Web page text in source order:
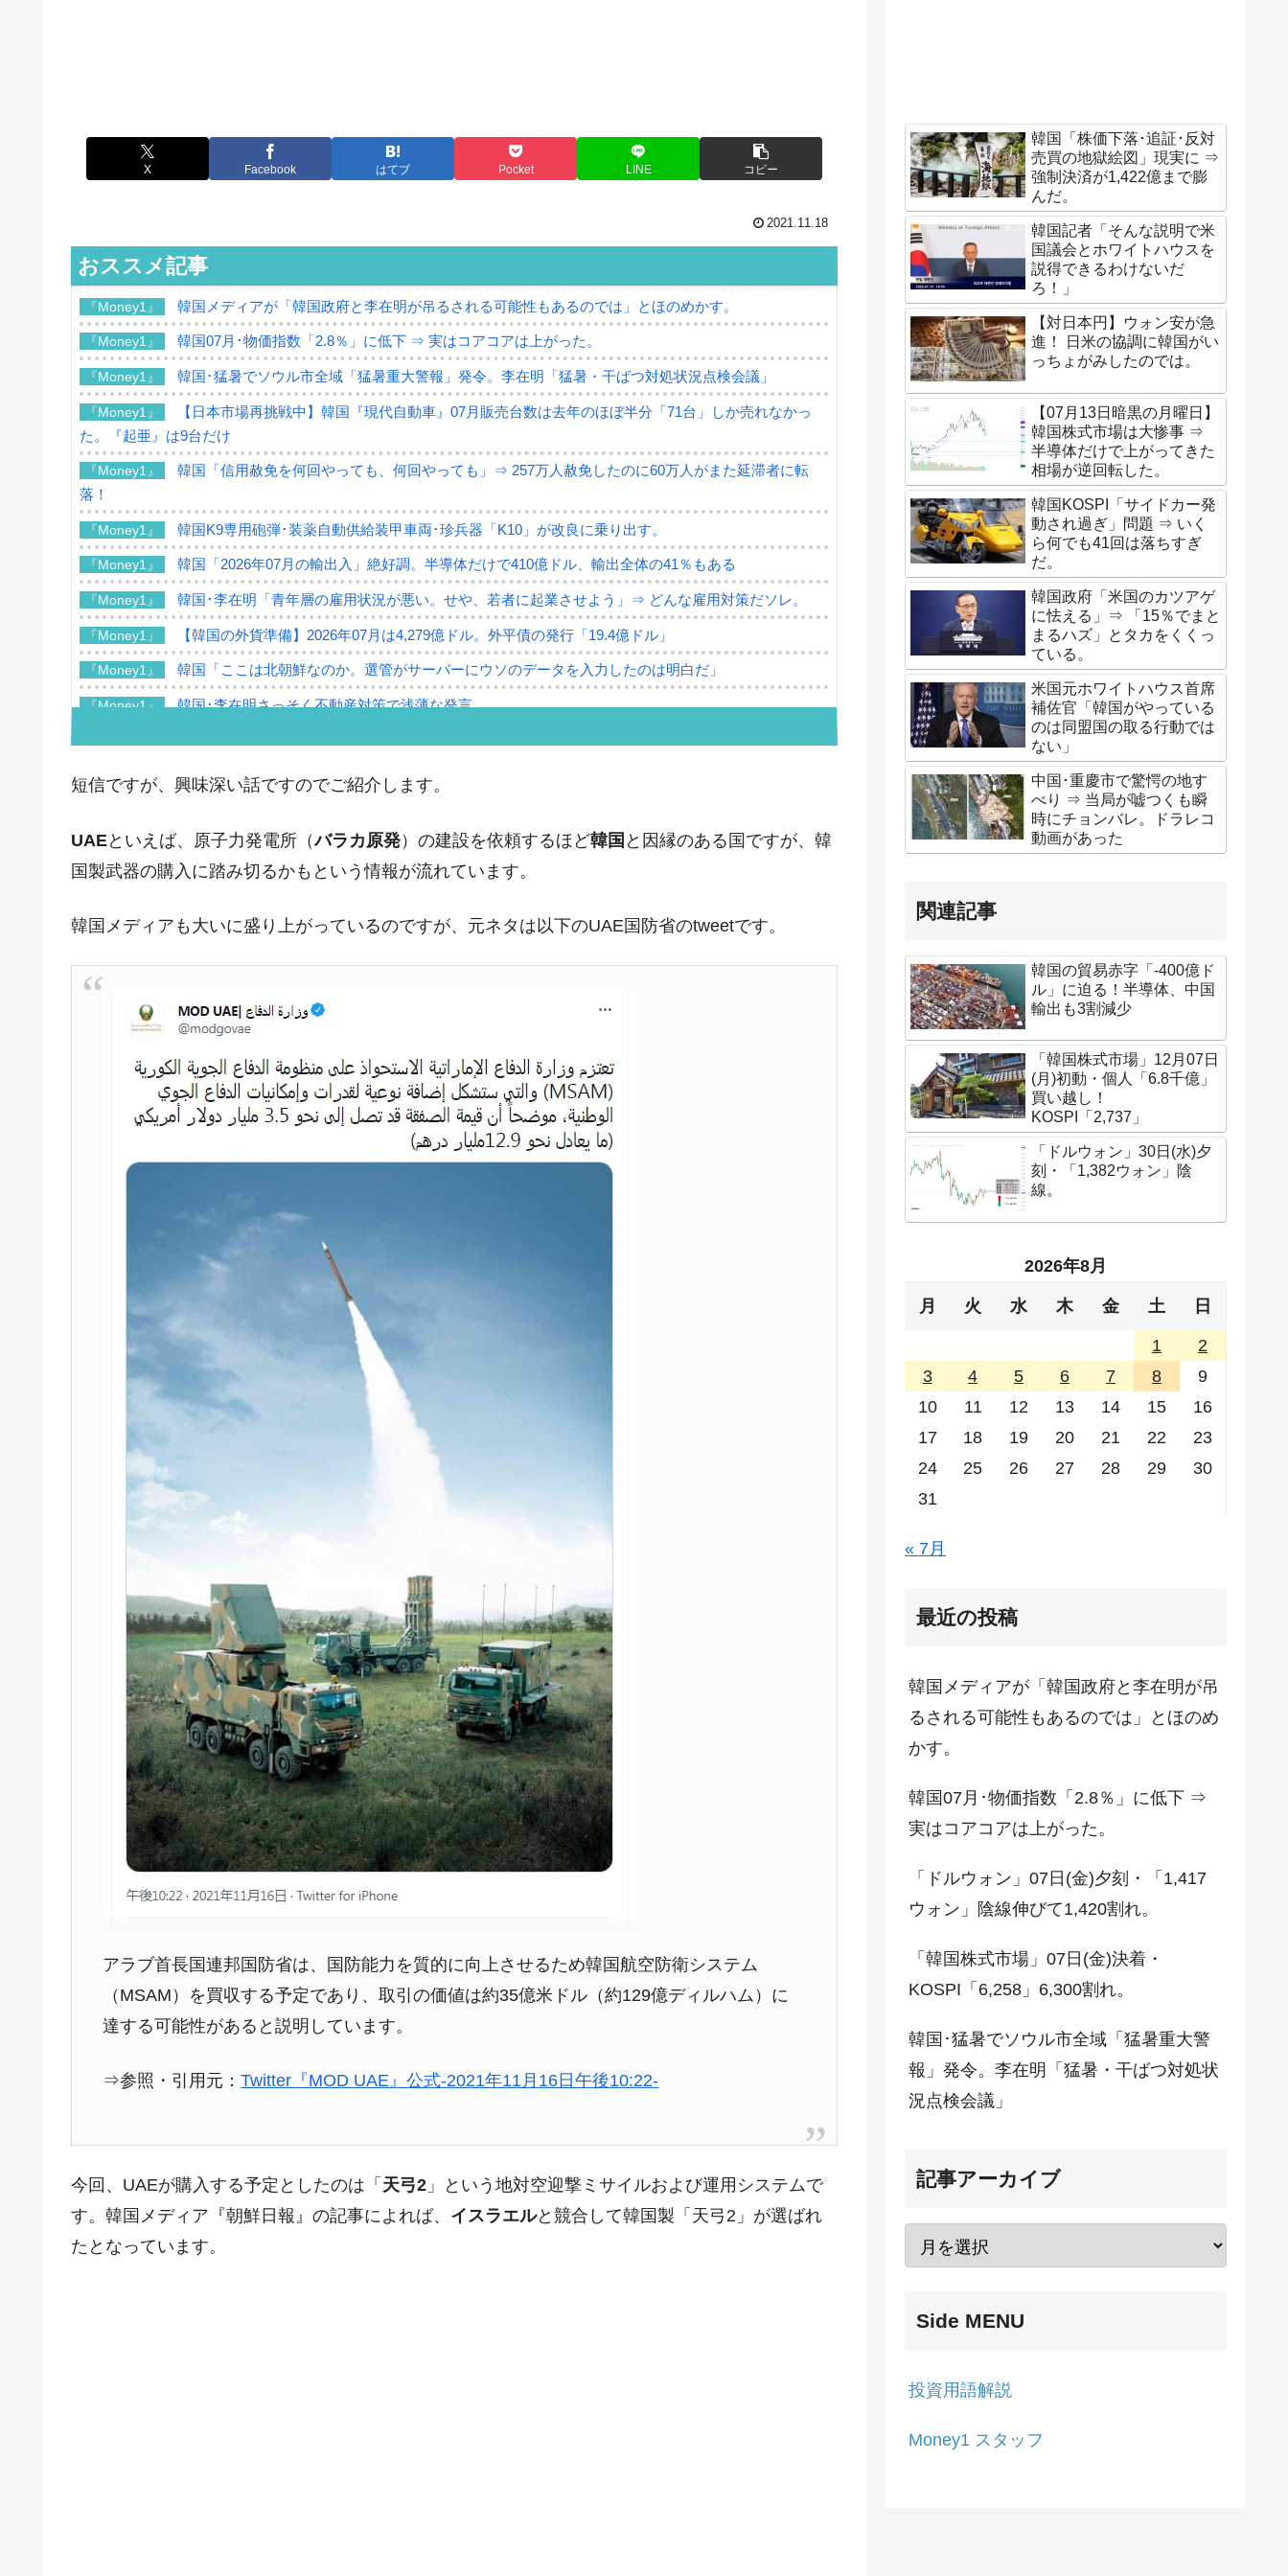
X Facebook はてブ Pocket LINE コピー
2021.11.18
おススメ記事
『Money1』 韓国メディアが「韓国政府と李在明が吊るされる可能性もあるのでは」とほのめかす。
『Money1』 韓国07月･物価指数「2.8％」に低下 ⇒ 実はコアコアは上がった。
『Money1』 韓国･猛暑でソウル市全域「猛暑重大警報」発令。李在明「猛暑・干ばつ対処状況点検会議」
『Money1』
【日本市場再挑戦中】韓国『現代自動車』07月販売台数は去年のほぼ半分「71台」しか売れなかっ
た。『起亜』は9台だけ
『Money1』
韓国「信用赦免を何回やっても、何回やっても」⇒ 257万人赦免したのに60万人がまた延滞者に転
落！
『Money1』 韓国K9専用砲弾･装薬自動供給装甲車両･珍兵器「K10」が改良に乗り出す。
『Money1』 韓国「2026年07月の輸出入」絶好調。半導体だけで410億ドル、輸出全体の41％もある
『Money1』 韓国･李在明「青年層の雇用状況が悪い。せや、若者に起業させよう」⇒ どんな雇用対策だソレ。
『Money1』 【韓国の外貨準備】2026年07月は4,279億ドル。外平債の発行「19.4億ドル」
『Money1』 韓国「ここは北朝鮮なのか。選管がサーバーにウソのデータを入力したのは明白だ」
『Money1』 韓国･李在明さっそく不動産対策で浅薄な発言。
『Money1』 『韓国銀行』が「金の保有量を増やします」⇒「金を経由するドル入手」手段ではないのか？
『Money1』 韓国･帰ってきた李在明。李在明を支持しない「50.5％」に上昇
『Money1』
韓国大統領府ボンクラ政策室長が告発された ⇒ 国家が行った恐るべき株価操作であり、空前の国政
『Money1』 韓国･警察職員が「丸刈りになって抗議活動」
『Money1』
『Money1』 韓国製造業「半導体絶好調」のウラで他業種は全般的「不調」⇒ PSIが示す現況は決して良くない。
『Money1』 韓国で猛暑。南東部では干ばつ
『Money1』 韓国型イージス搭載の次世代駆逐艦「KDDX」1番艦、2032年竣工と公示
【対日本円】ウォン安が急進！ 日米の協調に韓国がいっちょがみしたのでは。
在韓米国大使スティールが着韓！⇒ さっそく空港に詰めかけ「出て行け！」「極右勢力」のプラカー
ドを掲げる「在韓反米勢力」
『Money1』 韓国政府「2035年までに18.4GW規模のAIデータセンター整備」⇒ だから無理だってば。
JPモルガン「韓国レバレッジETFの清算はほぼ終わった」
韓国『国民年金公団』株価暴落で200兆蒸発。
韓国政府「ニセＫ-ブランドを通報しようキャンペーン」⇒ あの名物教授も登場！
韓国「橋が落ちました」⇒ 耐久性「なさすぎ」では。
『Money1』 韓国鉄鋼最大手『POSCO』ズブズブ沈む。営業利益80.2％も減少
米国下院「韓国の公務員個人をターゲットにぶん殴る法案」提出！⇒ クーパン問題は合衆国企業に対
韓国ボンクラ政策室長･金容範、株価暴落に他人事のような発言。
『Money1』 韓国半導体『SKハイニックス』2026年2Qの業績「史上最高益」当期純利益は前年同期比13.4倍に。
『Money1』 韓国･加徳島新国際空港「またも暗礁」の危機 ⇒ 10.7兆では損が出るからできない。
『Money1』
【速報】韓国株式市場の暴落・本日07月29日(水)もサイドカー・サーキットブレイカーの二段コンボ
日本の誇る海洋資源調査船『白嶺』は先進技術の塊！
夏の甲子園、優勝校を最も多く輩出している都道府県とは？
今話題の「楽天ライオンズ」とは？
奇跡の毛色「白毛馬」とは？
全て勝つといくら？ 競馬GI競走で勝利騎手がもらえる賞金とは？
Fact1 甲子園通算本塁打、最多の清原に次いで多く打っている意外な選手とは？
短信ですが、興味深い話ですのでご紹介します。
UAEといえば、原子力発電所（バラカ原発）の建設を依頼するほど韓国 と因縁のある国ですが、韓
国製武器の購入に踏み切るかもという情報が流れています。
韓国メディアも大いに盛り上がっているのですが、元ネタは以下のUAE国防省のtweetです。
アラブ首長国連邦国防省は、国防能力を質的に向上させるため韓国航空防衛システム
（MSAM）を買収する予定であり、取引の価値は約35億米ドル（約129億ディルハム）に
達する可能性があると説明しています。
⇒参照・引用元：Twitter『MOD UAE』公式-2021年11月16日午後10:22-
今回、UAEが購入する予定としたのは「 天弓2 」という地対空迎撃ミサイルおよび運用システムで
す。韓国メディア『朝鮮日報』の記事によれば、 イスラエルと競合して韓国製「天弓2」が選ばれ
たとなっています。
韓国「株価下落･追証･反対
売買の地獄絵図」現実に ⇒
強制決済が1,422億まで膨
んだ。
韓国記者「そんな説明で米
国議会とホワイトハウスを
説得できるわけないだ
ろ！」
【対日本円】ウォン安が急
進！ 日米の協調に韓国がい
っちょがみしたのでは。
【07月13日暗黒の月曜日】
韓国株式市場は大惨事 ⇒
半導体だけで上がってきた
相場が逆回転した。
韓国KOSPI「サイドカー発
動され過ぎ」問題 ⇒ いく
ら何でも41回は落ちすぎ
だ。
韓国政府「米国のカツアゲ
に怯える」⇒ 「15％でまと
まるハズ」とタカをくくっ
ている。
米国元ホワイトハウス首席
補佐官「韓国がやっている
のは同盟国の取る行動では
ない」
中国･重慶市で驚愕の地す
べり ⇒ 当局が嘘つくも瞬
時にチョンバレ。ドラレコ
動画があった
関連記事
韓国の貿易赤字「-400億ド
ル」に迫る！半導体、中国
輸出も3割減少
「韓国株式市場」12月07日
(月)初動・個人「6.8千億」
買い越し！
KOSPI「2,737」
「ドルウォン」30日(水)夕
刻・「1,382ウォン」陰
線。
2026年8月
月 火 水 木 金 土 日
1
2
3
4 5 6 7 8
9
10
11 12 13 14 15
16
17
18 19 20 21 22
23
24
25 26 27 28 29
30
31
« 7月
最近の投稿
韓国メディアが「韓国政府と李在明が吊
るされる可能性もあるのでは」とほのめ
かす。
韓国07月･物価指数「2.8％」に低下 ⇒
実はコアコアは上がった。
「ドルウォン」07日(金)夕刻・「1,417
ウォン」陰線伸びて1,420割れ。
「韓国株式市場」07日(金)決着・
KOSPI「6,258」6,300割れ。
韓国･猛暑でソウル市全域「猛暑重大警
報」発令。李在明「猛暑・干ばつ対処状
況点検会議」
記事アーカイブ
Side MENU
投資用語解説
Money1 スタッフ